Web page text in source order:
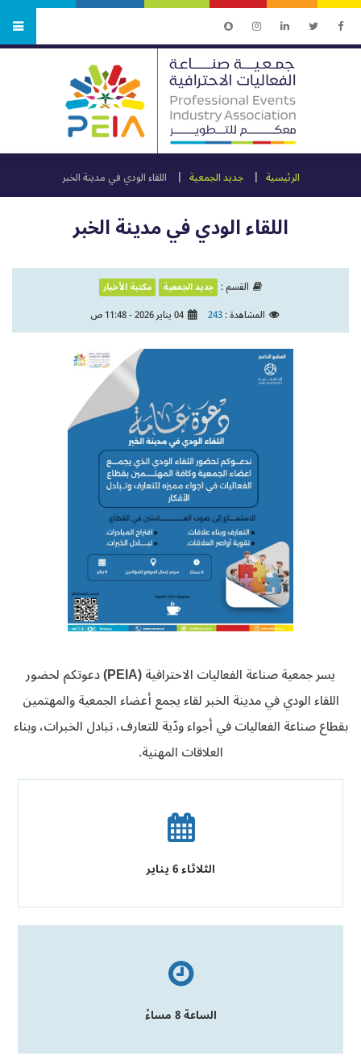
الرئيسية جديد الجمعية اللقاء الودي في مدينة الخبر
اللقاء الودي في مدينة الخبر
القسم : جديد الجمعية مكتبة الأخبار
المشاهدة :243 04 يناير 2026 - 11:48 ص
يسر جمعية صناعة الفعاليات الاحترافية (PEIA) دعوتكم لحضور
اللقاء الودي في مدينة الخبر لقاء يجمع أعضاء الجمعية والمهتمين
بقطاع صناعة الفعاليات في أجواء ودّية للتعارف، تبادل الخبرات، وبناء
العلاقات المهنية.
الثلاثاء 6 يناير
الساعة 8 مساءً